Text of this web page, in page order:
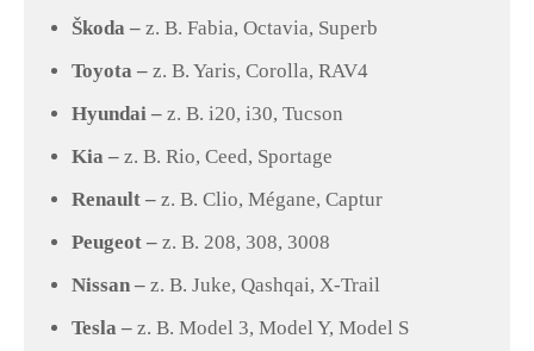
Škoda – z. B. Fabia, Octavia, Superb
Toyota – z. B. Yaris, Corolla, RAV4
Hyundai – z. B. i20, i30, Tucson
Kia – z. B. Rio, Ceed, Sportage
Renault – z. B. Clio, Mégane, Captur
Peugeot – z. B. 208, 308, 3008
Nissan – z. B. Juke, Qashqai, X-Trail
Tesla – z. B. Model 3, Model Y, Model S